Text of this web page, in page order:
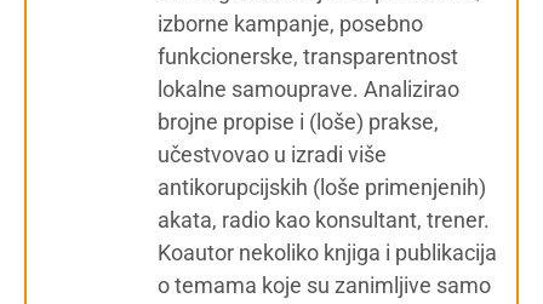
izborne kampanje, posebno
funkcionerske, transparentnost
lokalne samouprave. Analizirao
brojne propise i (loše) prakse,
učestvovao u izradi više
antikorupcijskih (loše primenjenih)
akata, radio kao konsultant, trener.
Koautor nekoliko knjiga i publikacija
o temama koje su zanimljive samo